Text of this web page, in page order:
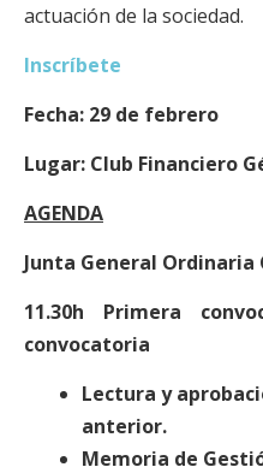
actuación de la sociedad.
Inscríbete
Fecha: 29 de febrero
Lugar: Club Financiero
AGENDA
Junta General Ordinaria
11.30h Primera
convocatoria
Lectura y
anterior.
Memoria de